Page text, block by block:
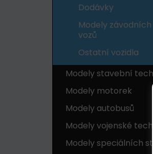
Dodávky
Modely závodních
vozů
Ostatní vozidla
Modely stavební
Modely motorek
Modely autobusů
Modely vojenské
Modely speciálních